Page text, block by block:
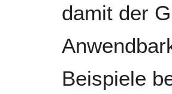
damit der
Beispiele